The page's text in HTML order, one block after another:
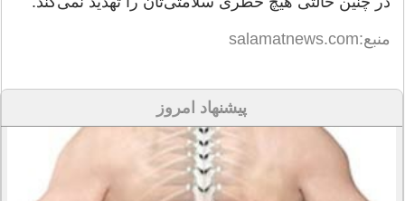
منبع:salamatnews.com
پیشنهاد امروز